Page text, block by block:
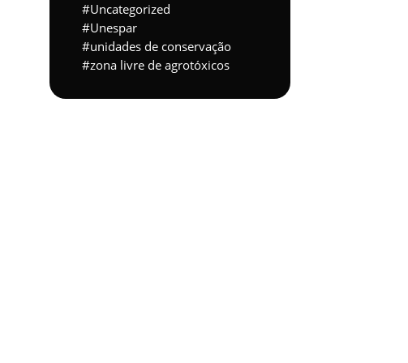
Uncategorized
Unespar
unidades de conservação
zona livre de agrotóxicos